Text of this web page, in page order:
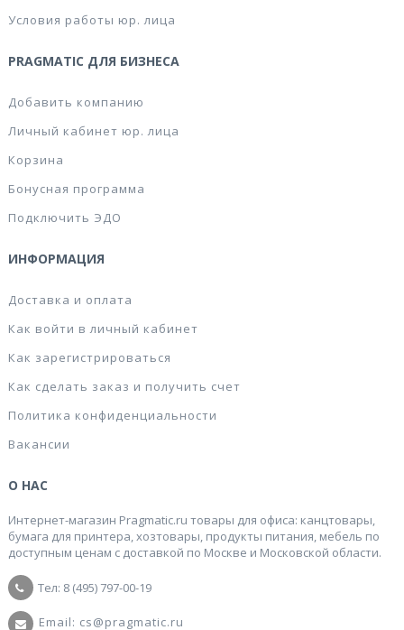
Условия работы юр. лица
PRAGMATIC ДЛЯ БИЗНЕСА
Добавить компанию
Личный кабинет юр. лица
Корзина
Бонусная программа
Подключить ЭДО
ИНФОРМАЦИЯ
Доставка и оплата
Как войти в личный кабинет
Как зарегистрироваться
Как сделать заказ и получить счет
Политика конфиденциальности
Вакансии
О НАС
Интернет-магазин Pragmatic.ru товары для офиса: канцтовары,
бумага для принтера, хозтовары, продукты питания, мебель по
доступным ценам с доставкой по Москве и Московской области.
Тел: 8 (495) 797-00-19
Email: cs@pragmatic.ru